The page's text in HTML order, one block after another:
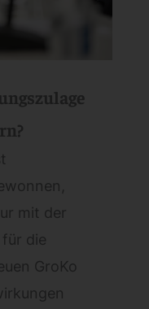
mit der
für die
GroKo